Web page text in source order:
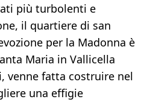
più turbolenti e
il quartiere di san
per la Madonna è
Maria in Vallicella
venne fatta costruire nel
una effigie